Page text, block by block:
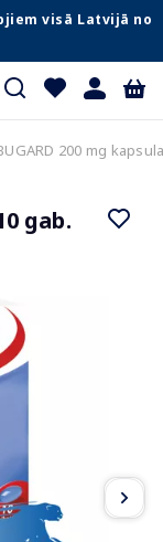
visā Latvijā no
200 mg
gab.